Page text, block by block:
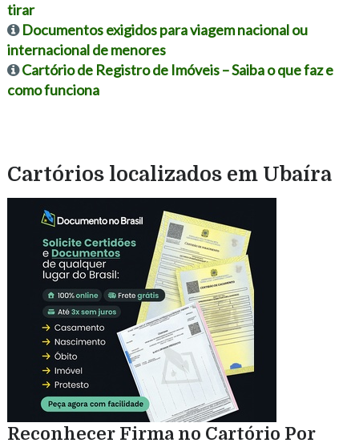
tirar
Documentos exigidos para viagem nacional ou
internacional de menores
Cartório de Registro de Imóveis – Saiba o que faz e
como funciona
Cartórios localizados em Ubaíra
Reconhecer Firma no Cartório Por